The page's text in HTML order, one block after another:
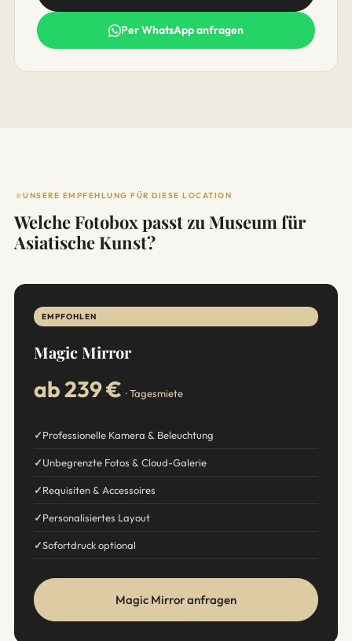
Per WhatsApp anfragen
UNSERE EMPFEHLUNG FÜR DIESE LOCATION
Welche Fotobox passt zu Museum für
Asiatische Kunst?
EMPFOHLEN
Magic Mirror
ab 239 € · Tagesmiete
Professionelle Kamera & Beleuchtung
Unbegrenzte Fotos & Cloud-Galerie
Requisiten & Accessoires
Personalisiertes Layout
Sofortdruck optional
Magic Mirror anfragen